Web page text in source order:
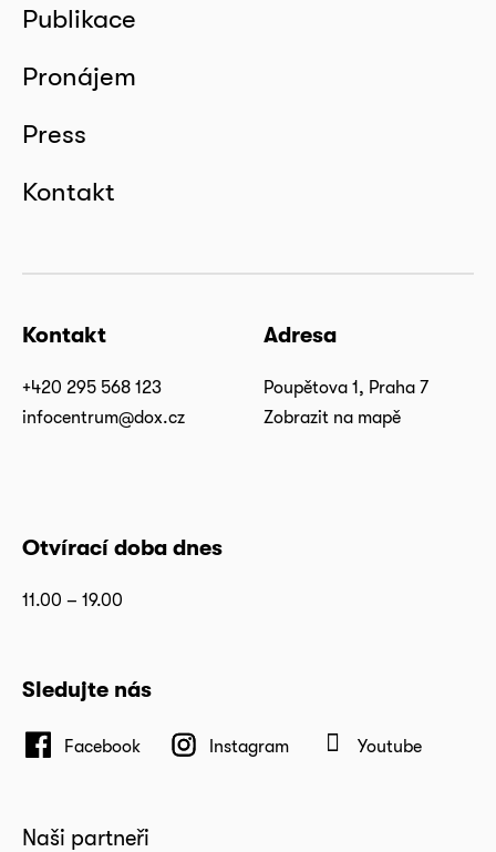
Publikace
Pronájem
Press
Kontakt
Kontakt
+420 295 568 123
infocentrum@dox.cz
Adresa
Poupětova 1, Praha 7
Zobrazit na mapě
Otvírací doba dnes
11.00 – 19.00
Sledujte nás
Facebook Instagram Youtube
Naši partneři